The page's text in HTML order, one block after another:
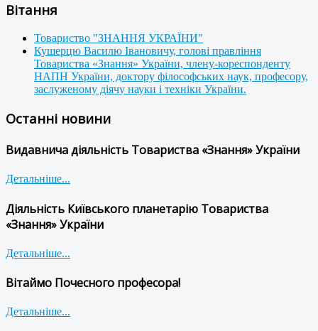
Вітання
Товариство "ЗНАННЯ УКРАЇНИ"
Кушерцю Василю Івановичу, голові правління
Товариства «Знання» України, члену-кореспонденту
НАПН України, доктору філософських наук, професору,
заслуженому діячу науки і техніки України.
Останні новини
Видавнича діяльність Товариства «Знання» України
Детальніше...
Діяльність Київського планетарію Товариства
«Знання» України
Детальніше...
Вітаймо Почесного професора!
Детальніше...